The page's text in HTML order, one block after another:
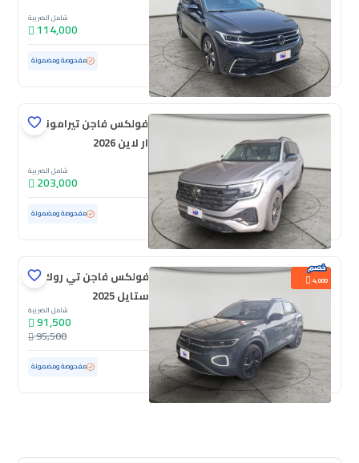
شامل الضريبة
114,000
مستعملة 26,455 كم ممشى قليل مفحوصة ومضمونة
فولكس فاجن تيرامونت
ار لاين 2026
شامل الضريبة
203,000
مستعملة 1,656 كم ممشى قليل مفحوصة ومضمونة
4,000
فولكس فاجن تي روك
ستايل 2025
شامل الضريبة
91,500
95,500
مستعملة 5,790 كم ممشى قليل مفحوصة ومضمونة